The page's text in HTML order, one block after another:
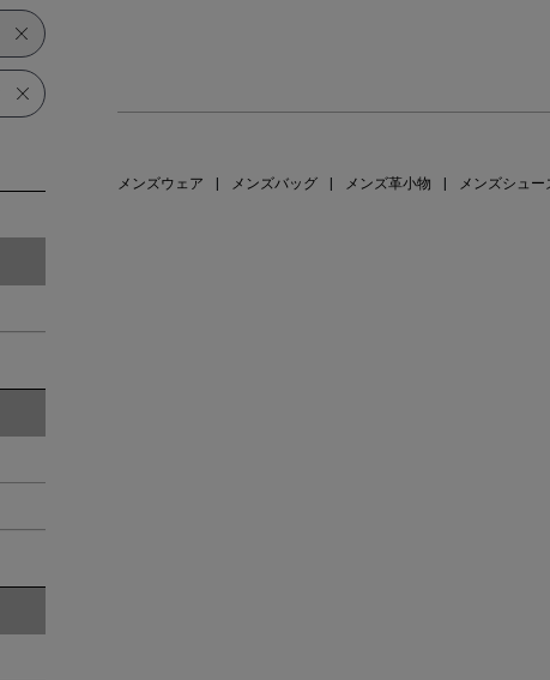
メンズウェア メンズバッグ メンズ革小物 メンズシュー